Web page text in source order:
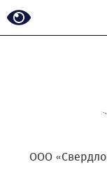
ООО